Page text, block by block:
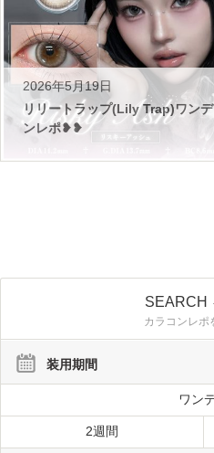
2026年5月19日
リリートラップ(Lily Trap)ワン
ンレポ❥❥
SEARCH
カラコンレポ
装用期間
ワン
2週間